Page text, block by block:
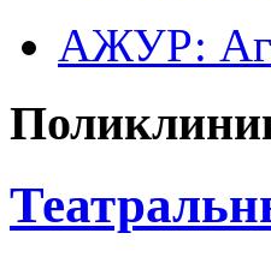
АЖУР: